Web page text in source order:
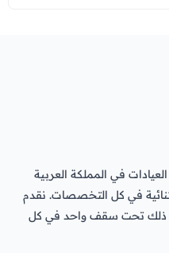
في المملكة العربية
في كل التخصصات. نقدم
ذلك تحت سقف واحد في كل